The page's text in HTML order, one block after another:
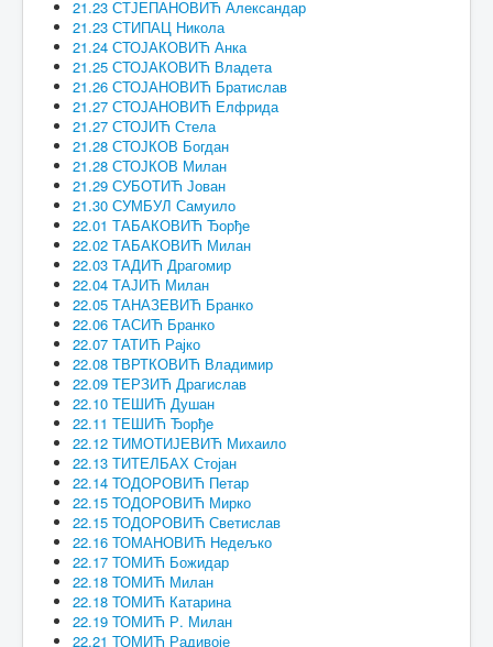
21.23 СТЈЕПАНОВИЋ Александар
21.23 СТИПАЦ Никола
21.24 СТОЈАКОВИЋ Анка
21.25 СТОЈАКОВИЋ Владета
21.26 СТОЈАНОВИЋ Братислав
21.27 СТОЈАНОВИЋ Елфрида
21.27 СТОЈИЋ Стела
21.28 СТОЈКОВ Богдан
21.28 СТОЈКОВ Милан
21.29 СУБОТИЋ Јован
21.30 СУМБУЛ Самуило
22.01 ТАБАКОВИЋ Ђорђе
22.02 ТАБАКОВИЋ Милан
22.03 ТАДИЋ Драгомир
22.04 ТАЈИЋ Милан
22.05 ТАНАЗЕВИЋ Бранко
22.06 ТАСИЋ Бранко
22.07 ТАТИЋ Рајко
22.08 ТВРТКОВИЋ Владимир
22.09 ТЕРЗИЋ Драгислав
22.10 ТЕШИЋ Душан
22.11 ТЕШИЋ Ђорђе
22.12 ТИМОТИЈЕВИЋ Михаило
22.13 ТИТЕЛБАХ Стојан
22.14 ТОДОРОВИЋ Петар
22.15 ТОДОРОВИЋ Мирко
22.15 ТОДОРОВИЋ Светислав
22.16 ТОМАНОВИЋ Недељко
22.17 ТОМИЋ Божидар
22.18 ТОМИЋ Милан
22.18 ТОМИЋ Катарина
22.19 ТОМИЋ Р. Милан
22.21 ТОМИЋ Радивоје